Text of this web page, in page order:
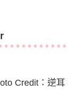
Credit：逆耳